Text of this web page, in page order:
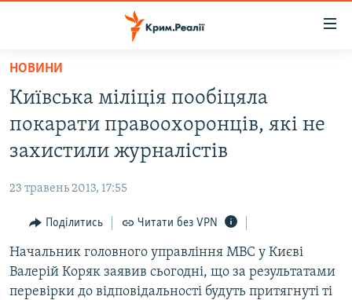
Перейти
основного
матеріалу
до
основної
навігації
Перейти
пошуку
ВІДЕО ТА ФОТО
БЛОГИ
ПОГЛЯД
ІНТЕРВ'Ю
ВСЕ ЗА ДЕНЬ
НОВИНИ
Київська міліція пообіцяла
покарати правоохоронців, які не
захистили журналістів
23 травень 2013, 17:55
Поділитись Читати без VPN
Начальник головного управління МВС у Києві
Валерій Коряк заявив сьогодні, що за результатами
перевірки до відповідальності будуть притягнуті ті